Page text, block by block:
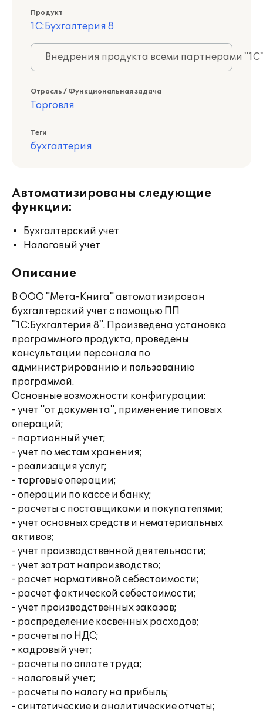
Продукт
1С:Бухгалтерия 8
Внедрения продукта всеми партнерами
Отрасль / Функциональная задача
Торговля
Теги
бухгалтерия
Автоматизированы следующие
функции:
Бухгалтерский учет
Налоговый учет
Описание
В ООО "Мета-Книга" автоматизирован
бухгалтерский учет с помощью ПП
"1С:Бухгалтерия 8". Произведена установка
программного продукта, проведены
консультации персонала по
администрированию и пользованию
программой.
Основные возможности конфигурации:
- учет "от документа", применение типовых
операций;
- партионный учет;
- учет по местам хранения;
- реализация услуг;
- торговые операции;
- операции по кассе и банку;
- расчеты с поставщиками и покупателями;
- учет основных средств и нематериальных
активов;
- учет производственной деятельности;
- учет затрат напроизводство;
- расчет нормативной себестоимости;
- расчет фактической себестоимости;
- учет производственных заказов;
- распределение косвенных расходов;
- расчеты по НДС;
- кадровый учет;
- расчеты по оплате труда;
- налоговый учет;
- расчеты по налогу на прибыль;
- синтетические и аналитические отчеты;